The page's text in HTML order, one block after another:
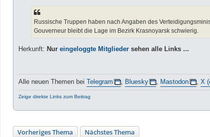
Russische Truppen haben nach Angaben des
Gouverneur bleibt die Lage im Bezirk Krasnoyarsk schwierig.
Herkunft: Nur eingeloggte Mitglieder sehen alle Links ...
Alle neuen Themen bei Telegram Bluesky Mastodon X
Zeige direkte Links zum Beitrag
Vorheriges Thema Nächstes Thema